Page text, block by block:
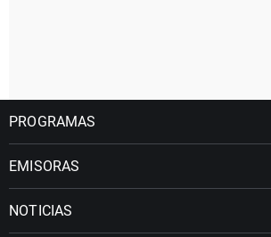
PROGRAMAS
EMISORAS
NOTICIAS